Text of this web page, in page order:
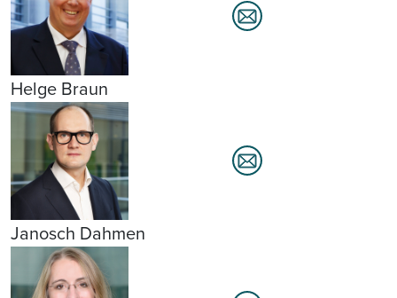
Helge Braun
Janosch Dahmen